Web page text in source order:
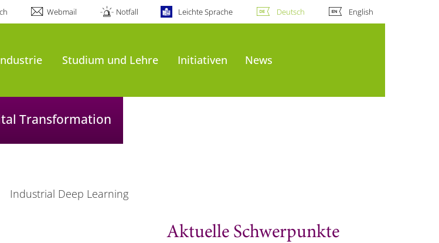
Webmail Notfall Leichte Sprache Deutsch English
Studium und Lehre Initiativen News
Transformation
Industrial Deep Learning
Aktuelle Schwerpunkte